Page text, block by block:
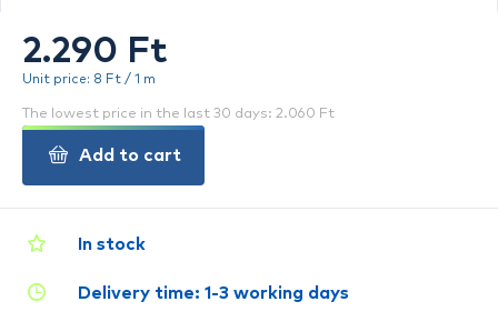
In stock
Delivery time: 1-3 working days
2.290 Ft
Unit price: 8 Ft / 1 m
The lowest price in the last 30 days: 2.060 Ft
Add to cart